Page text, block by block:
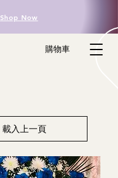
Shop Now
購物車
載入上一頁